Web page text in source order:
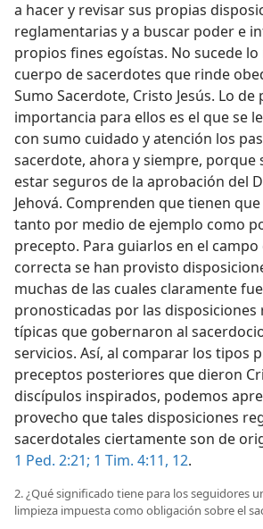
a hacer y revisar sus propias
reglamentarias y a buscar poder e
propios fines egoístas. No sucede
cuerpo de sacerdotes que rinde
Sumo Sacerdote, Cristo Jesús. Lo de
importancia para ellos es el que se
con sumo cuidado y atención los
sacerdote, ahora y siempre, porque
estar seguros de la aprobación del
Jehová. Comprenden que tienen
tanto por medio de ejemplo como
precepto. Para guiarlos en el
correcta se han provisto
muchas de las cuales claramente
pronosticadas por las disposiciones
típicas que gobernaron al
servicios. Así, al comparar los tipos
preceptos posteriores que dieron
discípulos inspirados, podemos
provecho que tales disposiciones
sacerdotales ciertamente son de
1 Ped. 2:21; 1 Tim. 4:11, 12.
2. ¿Qué significado tiene para los seguidores
limpieza impuesta como obligación sobre el